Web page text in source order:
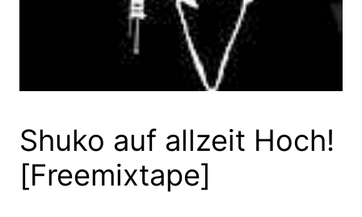
Shuko auf allzeit Hoch!
[Freemixtape]